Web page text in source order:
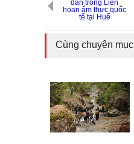
dẫn trong Liên
hoan ẩm thực quốc
tế tại Huế
Cùng chuyên mục